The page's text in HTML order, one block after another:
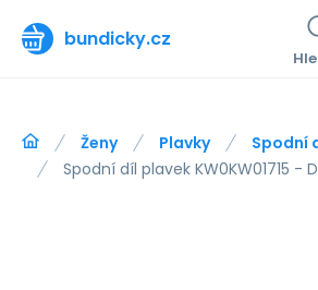
bundicky.cz
Ženy Plavky
Spodní
Spodní díl plavek KW0KW01715 -